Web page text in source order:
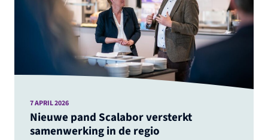
Nieuwe pand Scalabor versterkt
samenwerking in de regio
7 APRIL 2026